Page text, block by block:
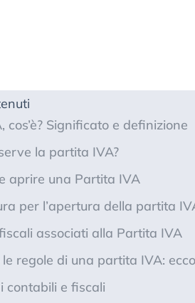
cos’è? Significato e definizione
la partita IVA?
aprire una Partita IVA
per l’apertura della partita
associati alla Partita IVA
le regole di una partita IVA:
contabili e fiscali